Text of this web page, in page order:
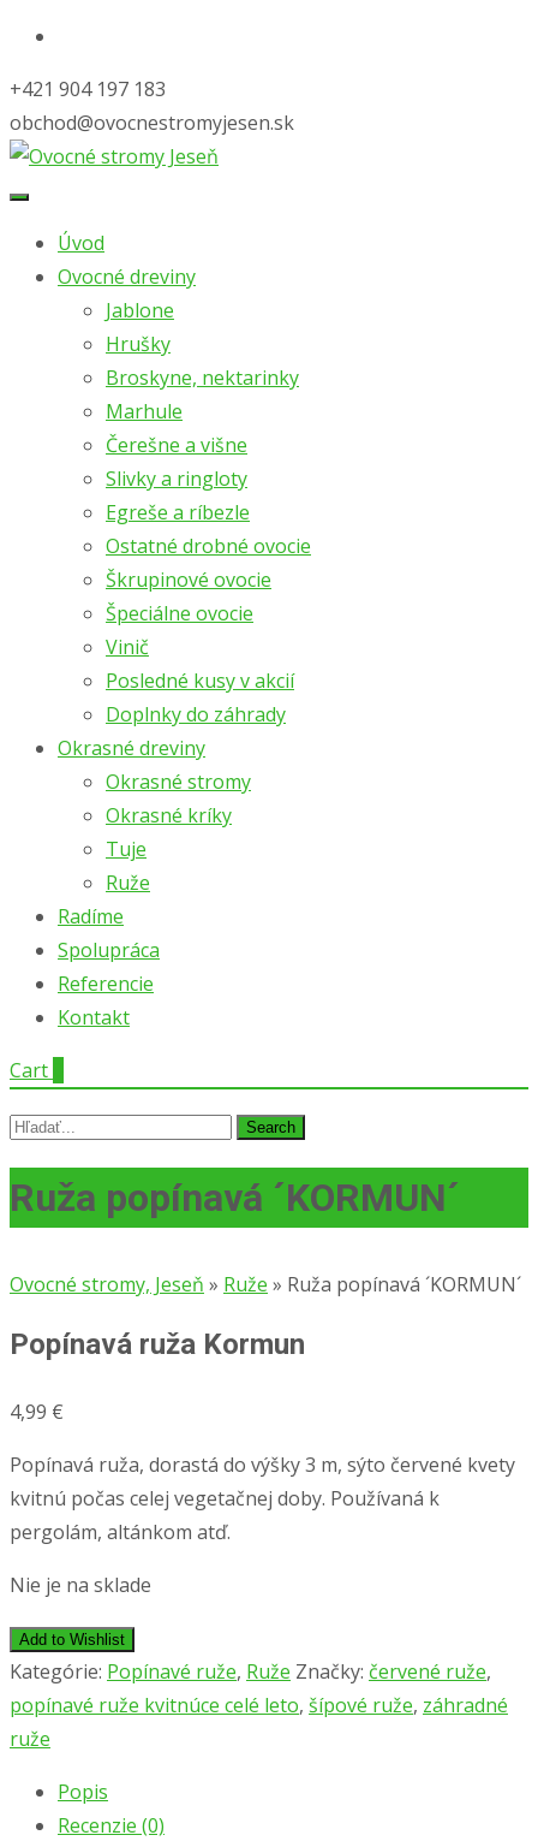
+421 904 197 183
obchod@ovocnestromyjesen.sk
Skip
contentÚvod
Ovocné dreviny
Jablone
Hrušky
Broskyne, nektarinky
Marhule
Čerešne a višne
Slivky a ringloty
Egreše a ríbezle
Ostatné drobné ovocie
Škrupinové ovocie
Špeciálne ovocie
Vinič
Posledné kusy v akcií
Doplnky do záhrady
Okrasné dreviny
Okrasné stromy
Okrasné kríky
Tuje
Ruže
Radíme
Spolupráca
Referencie
Kontakt
Cart
Search
Ruža popínavá ´KORMUN´
Ovocné stromy, Jeseň » Ruže » Ruža popínavá ´KORMUN´
Popínavá ruža Kormun
4,99 €
Popínavá ruža, dorastá do výšky 3 m, sýto červené kvety
kvitnú počas celej vegetačnej doby. Používaná k
pergolám, altánkom atď.
Nie je na sklade
Add to Wishlist
Kategórie: Popínavé ruže, Ruže Značky: červené ruže,
popínavé ruže kvitnúce celé leto, šípové ruže, záhradné
ruže
Popis
Recenzie (0)